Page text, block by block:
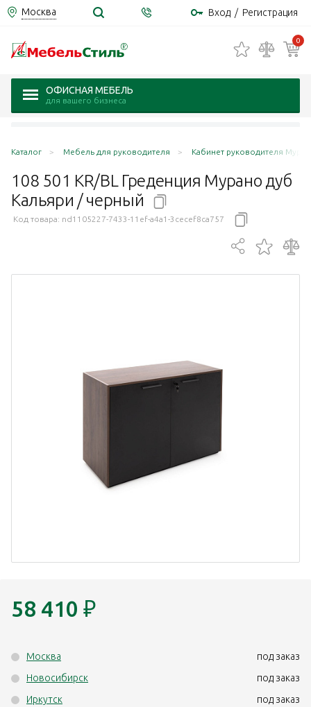
Москва Вход / Регистрация
0
ОФИСНАЯ МЕБЕЛЬ
для вашего бизнеса
Каталог Мебель для руководителя Кабинет руководителя
108 501 KR/BL Греденция Мурано дуб
Кальяри /черный
Код товара: nd1105227-7433-11ef-a4a1-3cecef8ca757
58 410 ₽
Москва
под заказ
Новосибирск
под заказ
Иркутск
под заказ